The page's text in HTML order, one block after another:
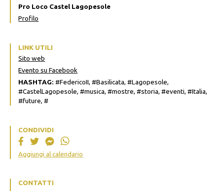
Pro Loco Castel Lagopesole
Profilo
LINK UTILI
Sito web
Evento su Facebook
HASHTAG: #FedericoII, #Basilicata, #Lagopesole,
#CastelLagopesole, #musica, #mostre, #storia, #eventi, #Italia,
#future, #
CONDIVIDI
Aggiungi al calendario
CONTATTI